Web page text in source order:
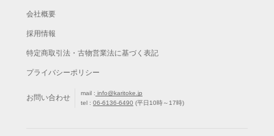
会社概要
採用情報
特定商取引法・古物営業法に基づく表記
プライバシーポリシー
お問い合わせ
mail : info@karitoke.jp
tel : 06-6136-6490 (平日10時～17時)